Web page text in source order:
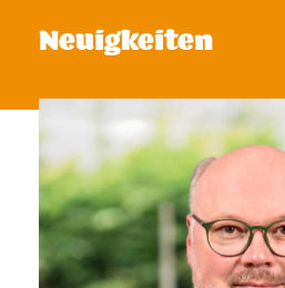
Neuigkeiten